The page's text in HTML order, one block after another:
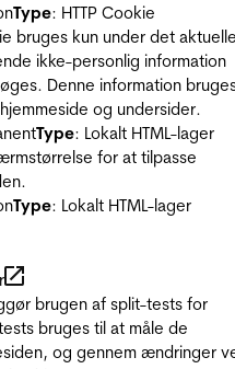
Type: HTTP Cookie
bruges kun under det
ikke-personlig information
Denne information
og undersider.
Type: Lokalt HTML-lager
for at tilpasse
Type: Lokalt HTML-lager
brugen af split-tests for
bruges til at måle de
og gennem ændringer